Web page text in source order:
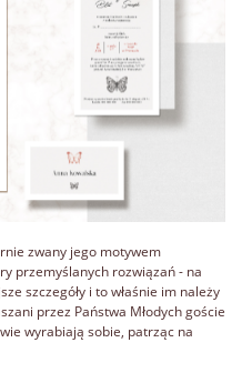
zwany jego motywem
przemyślanych rozwiązań - na
szczegóły i to właśnie im należy
przez Państwa Młodych goście
wyrabiają sobie, patrząc na